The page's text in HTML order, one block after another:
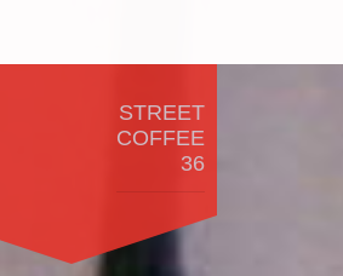
STREET
COFFEE
36